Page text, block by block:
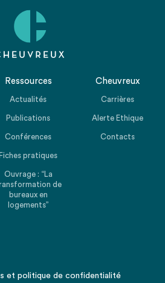
Ressources
Actualités
Publications
Conférences
Fiches pratiques
Ouvrage : “La
de
bureaux en
logements”
Cheuvreux
Carrières
Alerte Ethique
Contacts
et politique de confidentialité